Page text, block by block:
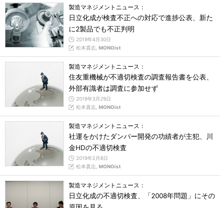
製造マネジメントニュース：
日立化成が検査不正への対応で進捗公表、新た
に2製品でも不正判明
2019年4月30日
松本貴志, MONOist
製造マネジメントニュース：
住友重機械が不適切検査の調査報告書を公表、
外部有識者は調査に参加せず
2019年3月29日
松本貴志, MONOist
製造マネジメントニュース：
社運をかけたダンパー開発の功績者が主犯、川
金HDの不適切検査
2019年2月8日
松本貴志, MONOist
製造マネジメントニュース：
日立化成の不適切検査、「2008年問題」にその